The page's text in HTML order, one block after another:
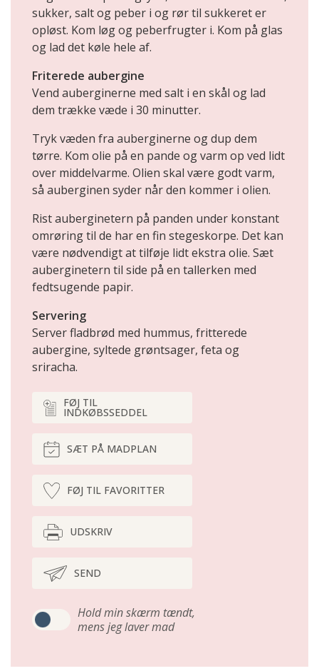
sukker, salt og peber i og rør til sukkeret er
opløst. Kom løg og peberfrugter i. Kom på glas
og lad det køle hele af.
Friterede aubergine
Vend auberginerne med salt i en skål og lad
dem trække væde i 30 minutter.
Tryk væden fra auberginerne og dup dem
tørre. Kom olie på en pande og varm op ved lidt
over middelvarme. Olien skal være godt varm,
så auberginen syder når den kommer i olien.
Rist auberginetern på panden under konstant
omrøring til de har en fin stegeskorpe. Det kan
være nødvendigt at tilføje lidt ekstra olie. Sæt
auberginetern til side på en tallerken med
fedtsugende papir.
Servering
Server fladbrød med hummus, fritterede
aubergine, syltede grøntsager, feta og
sriracha.
FØJ TIL
INDKØBSSEDDEL
SÆT PÅ MADPLAN
FØJ TIL FAVORITTER
UDSKRIV
SEND
Hold min skærm tændt,
mens jeg laver mad